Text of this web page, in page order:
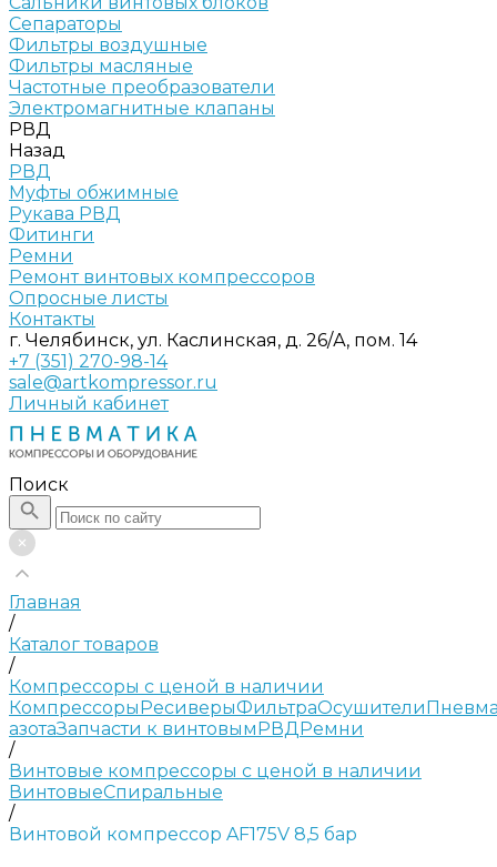
Сепараторы
Фильтры воздушные
Фильтры масляные
Частотные преобразователи
Электромагнитные клапаны
РВД
Назад
РВД
Муфты обжимные
Рукава РВД
Фитинги
Ремни
Ремонт винтовых компрессоров
Опросные листы
Контакты
г. Челябинск, ул. Каслинская, д. 26/А, пом. 14
+7 (351) 270-98-14
sale@artkompressor.ru
Личный кабинет
Поиск
Главная
/
Каталог товаров
/
Компрессоры с ценой в наличии
КомпрессорыРесиверыФильтраОсушители
азотаЗапчасти к винтовымРВДРемни
/
Винтовые компрессоры с ценой в наличии
ВинтовыеСпиральные
/
Винтовой компрессор AF175V 8,5 бар